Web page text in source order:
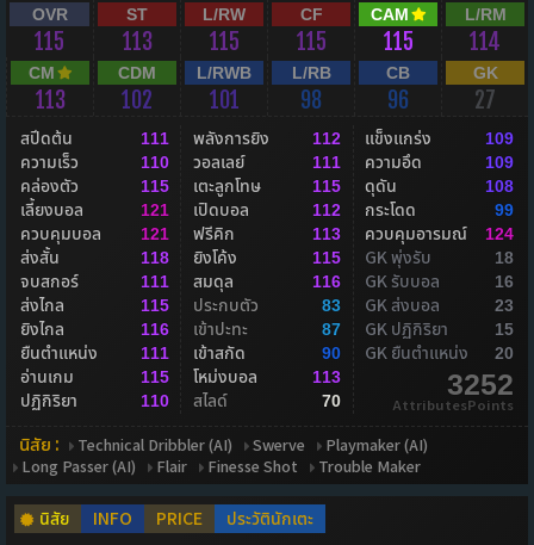
OVR
115
ST
113
L/RW
115
CF
115
CAM
115
L/RM
114
CM
113
CDM
102
L/RWB
101
L/RB
98
CB
96
GK
27
สปีดต้น 111
ความเร็ว 110
คล่องตัว 115
เลี้ยงบอล 121
ควบคุมบอล 121
ส่งสั้น 118
จบสกอร์ 111
ส่งไกล 115
ยิงไกล 116
ยืนตำแหน่ง 111
อ่านเกม 115
ปฏิกิริยา 110
พลังการยิง 112
วอลเลย์ 111
เตะลูกโทษ 115
เปิดบอล 112
ฟรีคิก 113
ยิงโค้ง 115
สมดุล 116
ประกบตัว 83
เข้าปะทะ 87
เข้าสกัด 90
โหม่งบอล 113
สไลด์ 70
แข็งแกร่ง 109
ความอึด 109
ดุดัน 108
กระโดด 99
ควบคุมอารมณ์ 124
GK พุ่งรับ 18
GK รับบอล 16
GK ส่งบอล 23
GK ปฏิกิริยา 15
GK ยืนตำแหน่ง 20
3252
AttributesPoints
นิสัย : Technical Dribbler (AI) Swerve
Playmaker (AI)
Long Passer (AI)
Flair Finesse Shot Trouble Maker
นิสัย INFO PRICE
ประวัตินักเตะ